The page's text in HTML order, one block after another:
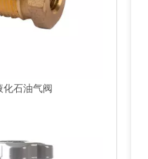
工业制冷剂气瓶阀